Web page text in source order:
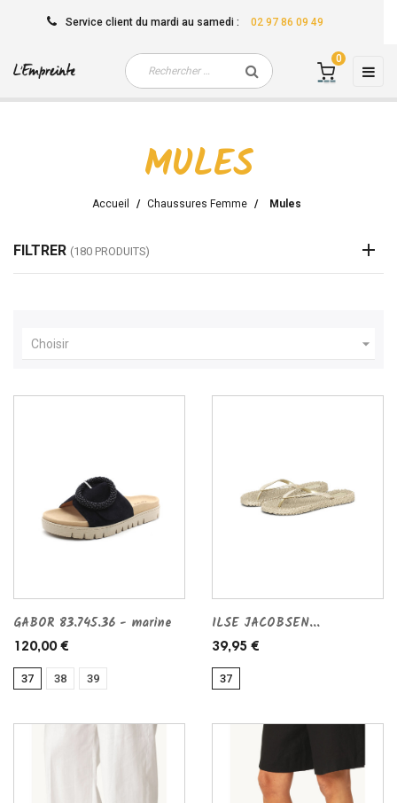
Service client du mardi au samedi : 02 97 86 09 49
☰
0
MULES
Accueil Chaussures Femme Mules
FILTRER (180 PRODUITS)
Choisir 
GABOR 83.745.36 - marine
120,00 €
37 38 39
ILSE JACOBSEN...
39,95 €
37